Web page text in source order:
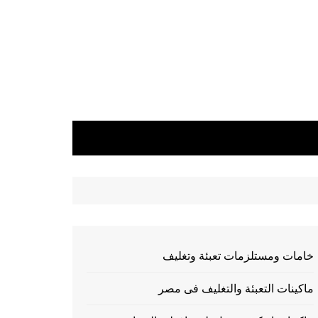
خامات ومستلزمات تعبئة وتغليف
ماكينات التعبئة والتغليف فى مصر